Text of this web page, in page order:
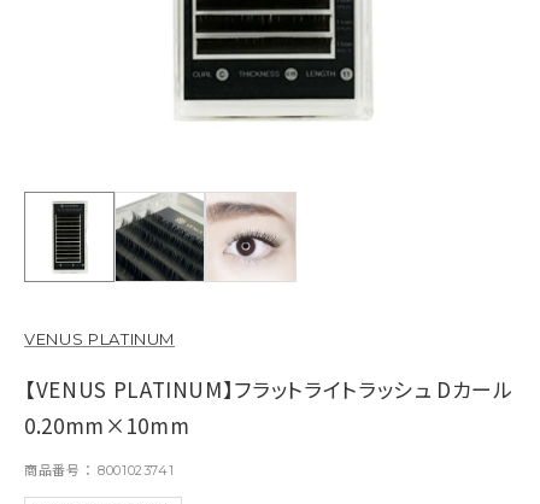
VENUS PLATINUM
【VENUS PLATINUM】フラットライトラッシュ Dカール
0.20mm×10mm
商品番号 8001023741